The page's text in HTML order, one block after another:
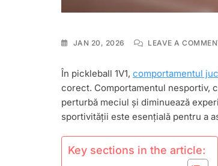
JAN 20, 2026 LEAVE A
În pickleball 1V1, comportamentul
corect. Comportamentul nesportiv,
perturbă meciul și diminuează
sportivității este esențială pentru a
Key sections in the article: